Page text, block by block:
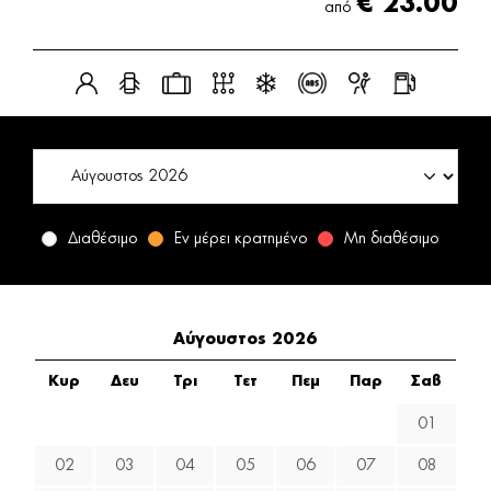
από € 23.00
Διαθέσιμο Εν μέρει κρατημένο Μη διαθέσιμο
Αύγουστος 2026
Κυρ Δευ Τρι Τετ Πεμ Παρ Σαβ
01
02 03 04 05 06 07 08